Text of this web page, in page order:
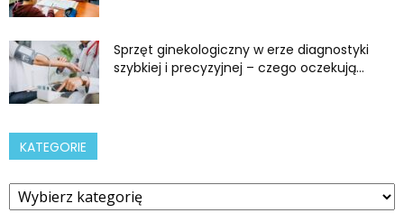
Sprzęt ginekologiczny w erze diagnostyki
szybkiej i precyzyjnej – czego oczekują...
KATEGORIE
Kategorie